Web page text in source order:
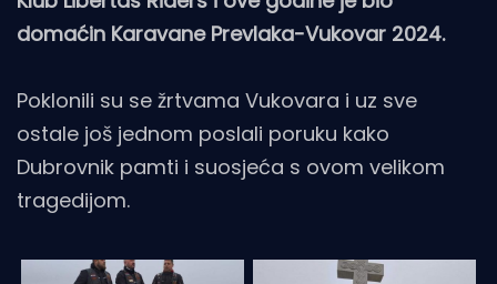
domaćin Karavane Prevlaka-Vukovar 2024.
Poklonili su se žrtvama Vukovara i uz sve
ostale još jednom poslali poruku kako
Dubrovnik pamti i suosjeća s ovom velikom
tragedijom.